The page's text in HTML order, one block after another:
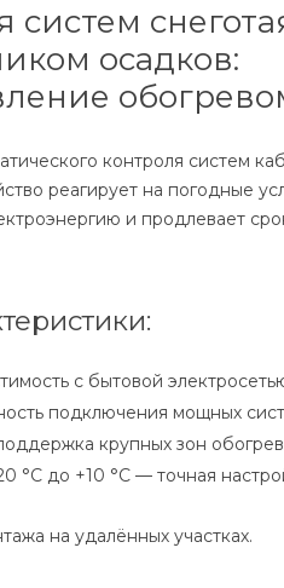
систем
осадков:
контроля систем
реагирует на погодные
и продлевает
с бытовой
подключения мощных
крупных зон
°C до +10 °C — точная
на удалённых участках.